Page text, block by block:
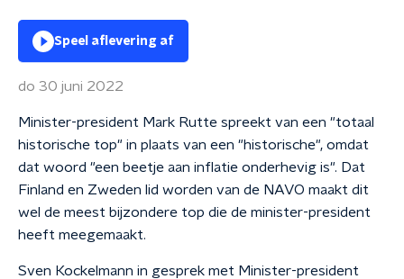
Speel aflevering af
do 30 juni 2022
Minister-president Mark Rutte spreekt van een "totaal
historische top" in plaats van een "historische", omdat
dat woord "een beetje aan inflatie onderhevig is". Dat
Finland en Zweden lid worden van de NAVO maakt dit
wel de meest bijzondere top die de minister-president
heeft meegemaakt.
Sven Kockelmann in gesprek met Minister-president